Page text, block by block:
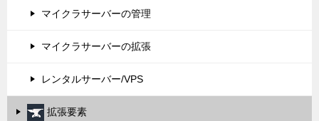
マイクラサーバーの管理
マイクラサーバーの拡張
レンタルサーバー/VPS
拡張要素